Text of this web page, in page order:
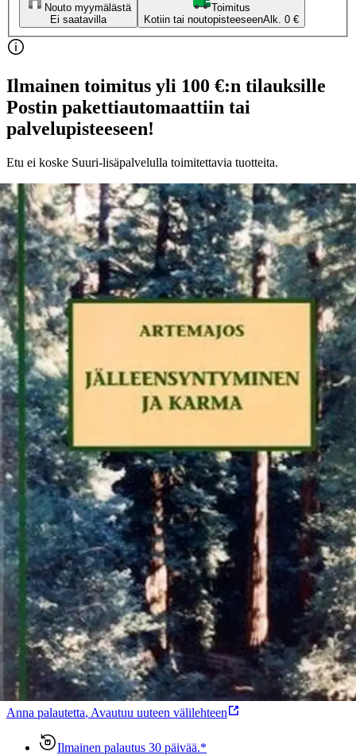
Nouto myymälästä
Ei saatavilla
Toimitus
Kotiin tai noutopisteeseenAlk. 0 €
Ilmainen toimitus yli 100 €:n tilauksille
Postin pakettiautomaattiin tai
palvelupisteeseen!
Etu ei koske Suuri‑lisäpalvelulla toimitettavia tuotteita.
Tarkista myymäläsaatavuus
Ei saatavilla
Tuotekuvaus
Jälleensyntyminen eri kansojen ja kulttuurien keskuudessa.
Jälleensyntymismuistoja eri elämistä. Kysymyksiä ja vastauksia
jälleensyntymisestä. Edellisten elämien ominaisuudet nykyisessä
elämässä. Jälleensyntyminen ja elämän tarkoitus. Tunnettujen
henkilöiden käsityksiä jälleensyntymisestä. Jälleensyntymiseen ja
karmaan liittyvä sanasto.
Ominaisuudet
Oletko tyytyväinen tuotetietoihin?
Ovatko tuotetiedot riittävät? Jos tuotetiedoissa on puutteita tai niitä
voisi muuten parantaa, anna palautetta.
Anna palautetta, Avautuu uuteen välilehteen
Ilmainen palautus 30 päivää.*